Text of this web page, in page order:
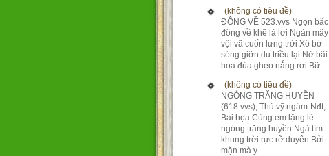
(không có tiêu đề)
ĐÔNG VỀ 523.vvs Ngọn bấc
đông về khẽ lả lơi Ngàn mây
vội vã cuốn lưng trời Xô bờ
sóng giỡn du triều lại Nở bãi
hoa đùa ghẹo nắng rơi Bữ...
(không có tiêu đề)
NGÓNG TRĂNG HUYỀN
(618.vvs), Thủ vỹ ngâm-Nđt,
Bài họa Cùng em lặng lẽ
ngóng trăng huyền Ngả tím
khung trời rực rỡ duyên Bởi
mặn mà y...